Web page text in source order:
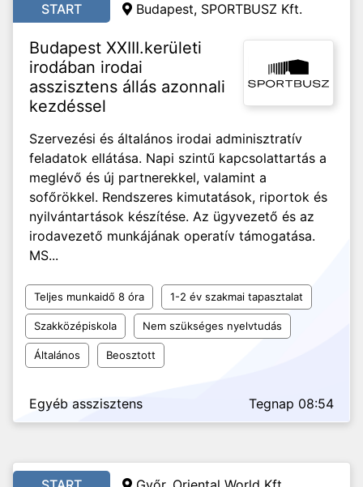
START Budapest, SPORTBUSZ Kft.
Budapest XXIII.kerületi
irodában irodai
asszisztens állás azonnali
kezdéssel
Szervezési és általános irodai adminisztratív
feladatok ellátása. Napi szintű kapcsolattartás a
meglévő és új partnerekkel, valamint a
sofőrökkel. Rendszeres kimutatások, riportok és
nyilvántartások készítése. Az ügyvezető és az
irodavezető munkájának operatív támogatása.
MS...
Teljes munkaidő 8 óra 1-2 év szakmai tapasztalat
Szakközépiskola Nem szükséges nyelvtudás
Általános Beosztott
Egyéb asszisztens Tegnap 08:54